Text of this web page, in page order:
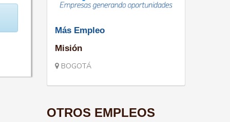
Más Empleo
Misión
BOGOTÁ
OTROS EMPLEOS